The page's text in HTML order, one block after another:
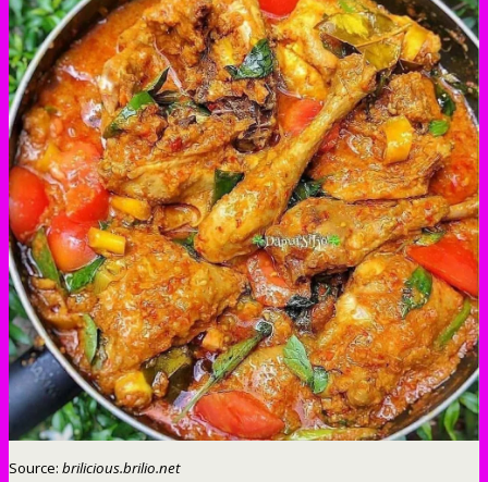
Source: brilicious.brilio.net